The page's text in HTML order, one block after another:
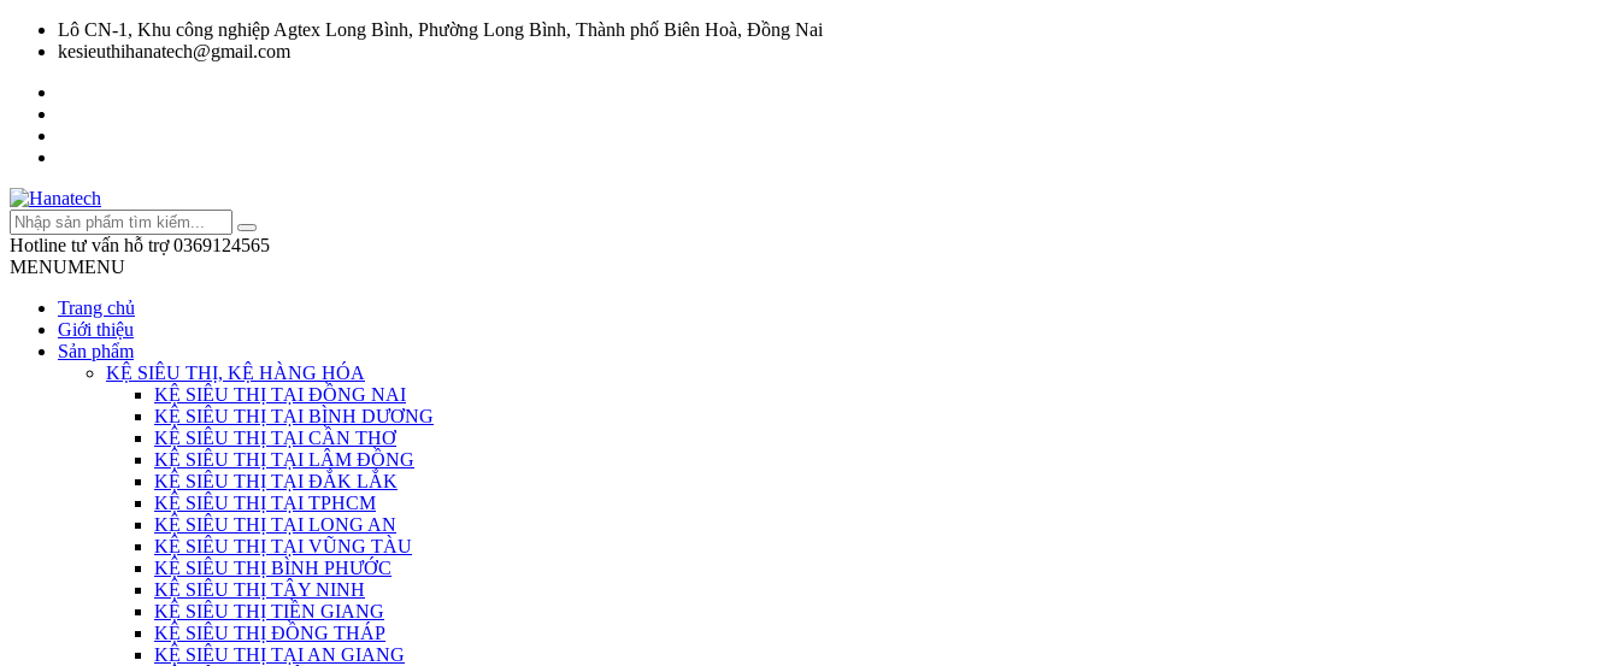
Lô CN-1, Khu công nghiệp Agtex Long Bình, Phường Long Bình, Thành phố Biên Hoà, Đồng Nai
kesieuthihanatech@gmail.com
Hotline tư vấn hỗ trợ 0369124565
MENUMENU
Trang chủ
Giới thiệu
Sản phẩm
KỆ SIÊU THỊ, KỆ HÀNG HÓA
KỆ SIÊU THỊ TẠI ĐỒNG NAI
KỆ SIÊU THỊ TẠI BÌNH DƯƠNG
KỆ SIÊU THỊ TẠI CẦN THƠ
KỆ SIÊU THỊ TẠI LÂM ĐỒNG
KỆ SIÊU THỊ TẠI ĐẮK LẮK
KỆ SIÊU THỊ TẠI TPHCM
KỆ SIÊU THỊ TẠI LONG AN
KỆ SIÊU THỊ TẠI VŨNG TÀU
KỆ SIÊU THỊ BÌNH PHƯỚC
KỆ SIÊU THỊ TÂY NINH
KỆ SIÊU THỊ TIỀN GIANG
KỆ SIÊU THỊ ĐỒNG THÁP
KỆ SIÊU THỊ TẠI AN GIANG